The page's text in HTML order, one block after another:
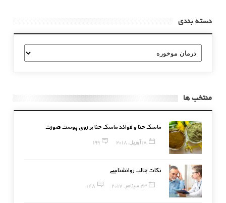
دسته بندی
بندی
منتخب ها
ماسک حنا و فوائد ماسک حنا بر روی پوست صورت
18 آوریل, 2018 199
نکات جالب روانشناسی
23 سپتامبر, 2017 148